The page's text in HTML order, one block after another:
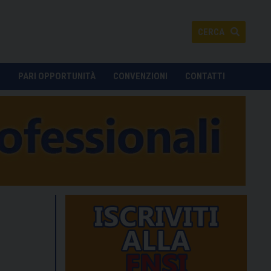
CERCA
PARI OPPORTUNITÀ CONVENZIONI CONTATTI